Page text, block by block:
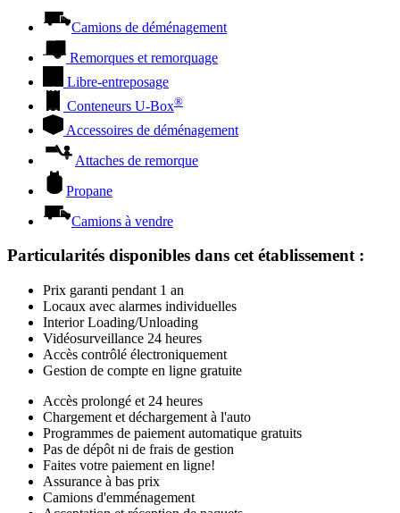
Extérieur/Accessible en voiture
Contrôle de la température
Service en ligne Emménager/louer maintenant
Entreposage portatif
Services dans cet établissement :
Libre-entreposage
ConteneursU-Box
Accessoires de déménagement
Propane
Camions à vendre
Particularités disponibles dans cet établissement
Prix garanti pendant 1 an
Locaux avec alarmes individuelles
Interior Loading/Unloading
Vidéosurveillance 24 heures
Accès contrôlé électroniquement
Gestion de compte en ligne gratuite